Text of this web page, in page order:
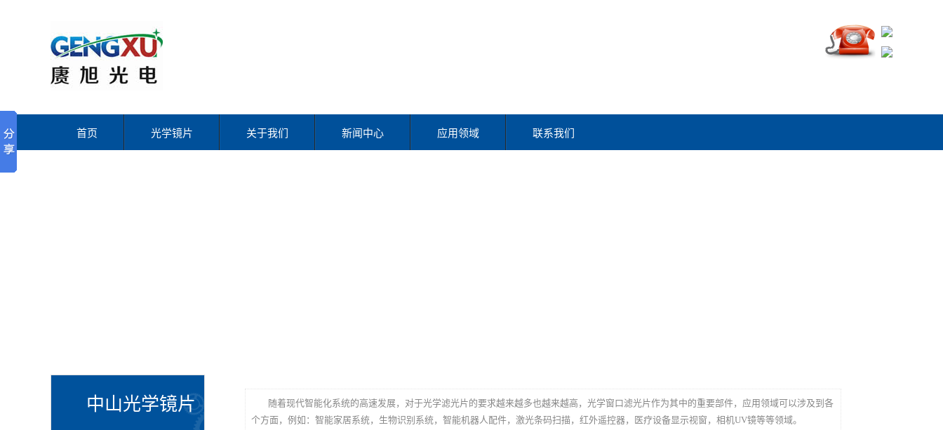
首页 光学镜片 关于我们 新闻中心 应用领域 联系我们
中山光学镜片
随着现代智能化系统的高速发展，对于光学滤光片的要求越来越多也越来越高，光学窗口滤光片作为其中的重要部件，应用领域可以涉及到各
个方面，例如：智能家居系统，生物识别系统，智能机器人配件，激光条码扫描，红外遥控器，医疗设备显示视窗，相机UV镜等等领域。